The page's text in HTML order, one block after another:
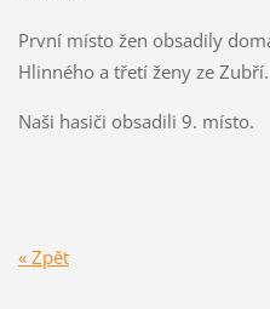
První místo žen obsadily
Hlinného a třetí ženy ze Zubří.
Naši hasiči obsadili 9. místo.
« Zpět